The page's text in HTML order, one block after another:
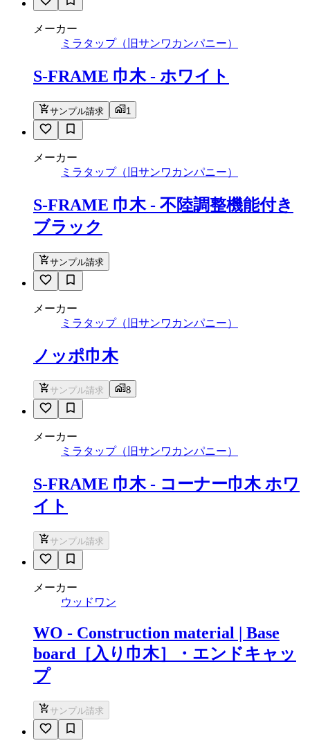
メーカー
ミラタップ（旧サンワカンパニー）
S-FRAME 巾木 - ホワイト
サンプル請求 1
メーカー
ミラタップ（旧サンワカンパニー）
S-FRAME 巾木 - 不陸調整機能付き
ブラック
サンプル請求
メーカー
ミラタップ（旧サンワカンパニー）
ノッポ巾木
サンプル請求 8
メーカー
ミラタップ（旧サンワカンパニー）
S-FRAME 巾木 - コーナー巾木 ホワ
イト
サンプル請求
メーカー
ウッドワン
WO - Construction material | Base
board［入り巾木］・エンドキャッ
プ
サンプル請求